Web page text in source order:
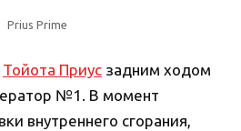
Prius Prime
Тойота Приус задним ходом
№1. В момент
внутреннего сгорания,